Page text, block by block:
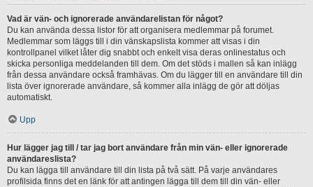
Vad är vän- och ignorerade användarelistan för något?
Du kan använda dessa listor för att organisera medlemmar på forumet.
Medlemmar som läggs till i din vänskapslista kommer att visas i din
kontrollpanel vilket låter dig snabbt och enkelt visa deras onlinestatus och
skicka personliga meddelanden till dem. Om det stöds i mallen så kan inlägg
från dessa användare också framhävas. Om du lägger till en användare till din
lista över ignorerade användare, så kommer alla inlägg de gör att döljas
automatiskt.
Upp
Hur lägger jag till / tar jag bort användare från min vän- eller ignorerade
användareslista?
Du kan lägga till användare till din lista på två sätt. På varje användares
profilsida finns det en länk för att antingen lägga till dem till din vän- eller